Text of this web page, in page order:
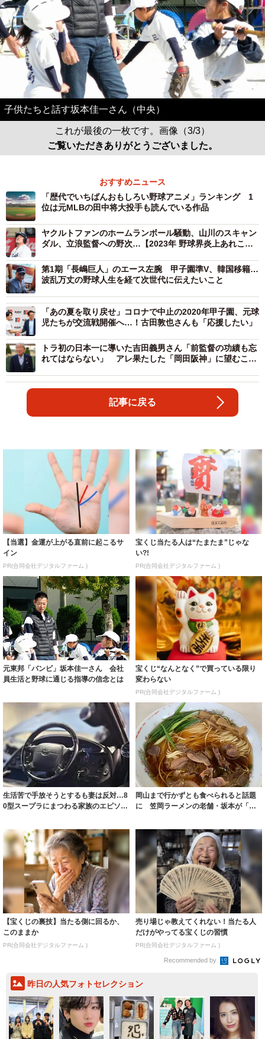
子供たちと話す坂本佳一さん（中央）
これが最後の一枚です。画像（3/3）
ご覧いただきありがとうございました。
おすすめニュース
「歴代でいちばんおもしろい野球アニメ」ランキング 1
位は元MLBの田中将大投手も読んでいる作品
ヤクルトファンのホームランボール騒動、山川のスキャン
ダル、立浪監督への野次…【2023年 野球界炎上あれこ
第1期「長嶋巨人」のエース左腕 甲子園準V、韓国移籍…
波乱万丈の野球人生を経て次世代に伝えたいこと
「あの夏を取り戻せ」コロナで中止の2020年甲子園、元球
児たちが交流戦開催へ…！古田敦也さんも「応援したい」
トラ初の日本一に導いた吉田義男さん「前監督の功績も忘
れてはならない」 アレ果たした「岡田阪神」に望むこと
記事に戻る
【当選】金運が上がる直前に起こるサ
イン
PR(合同会社デジタルファーム )
宝くじ当たる人は“たまたま”じゃな
い?!
PR(合同会社デジタルファーム )
元東邦「バンビ」坂本佳一さん 会社
員生活と野球に通じる指導の信念とは
宝くじ“なんとなく”で買っている限り
変わらない
PR(合同会社デジタルファーム )
生活苦で手放そうとするも妻は反対…8
0型スープラにまつわる家族のエピソー
岡山まで行かずとも食べられると話題
に 笠岡ラーメンの老舗・坂本が「聖
【宝くじの裏技】当たる側に回るか、
このままか
PR(合同会社デジタルファーム )
売り場じゃ教えてくれない！当たる人
だけがやってる宝くじの習慣
PR(合同会社デジタルファーム )
Recommended by
昨日の人気フォトセレクション